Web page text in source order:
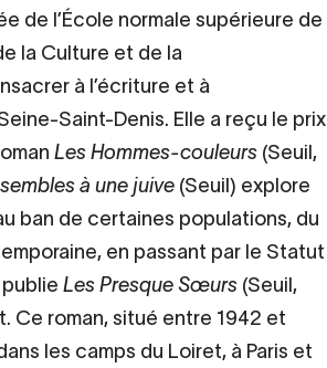
de l’École normale supérieure de
la Culture et de la
à l’écriture et à
Saint-Denis. Elle a reçu le prix
Les Hommes-couleurs (Seuil,
à une juive (Seuil) explore
ban de certaines populations, du
en passant par le Statut
Les Presque Sœurs (Seuil,
Ce roman, situé entre 1942 et
les camps du Loiret, à Paris et